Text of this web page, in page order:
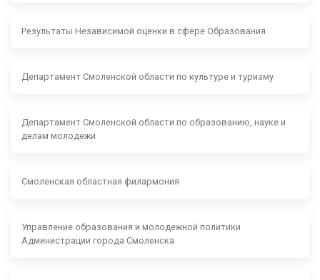
Результаты Независимой оценки в сфере Образования
Департамент Смоленской области по культуре и туризму
Департамент Смоленской области по образованию, науке и
делам молодежи
Смоленская областная филармония
Управление образования и молодежной политики
Администрации города Смоленска